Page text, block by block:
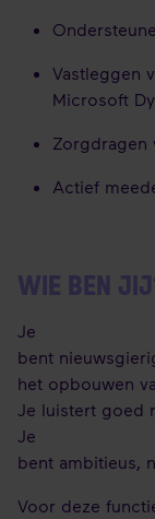
Vastleggen
Microsoft
Zorgdragen
Actief
WIE BEN
Je
bent
het opbouwen
Je luistert goed
Je
bent ambitieus,
Voor deze